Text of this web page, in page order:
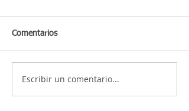
Comentarios
Escribir un comentario...